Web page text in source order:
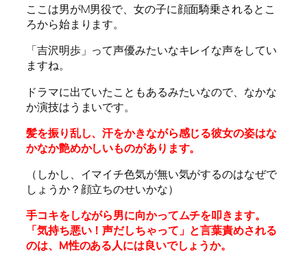
ここは男がM男役で、女の子に顔面騎乗されるとこ
ろから始まります。
「吉沢明歩」って声優みたいなキレイな声をしてい
ますね。
ドラマに出ていたこともあるみたいなので、なかな
か演技はうまいです。
髪を振り乱し、汗をかきながら感じる彼女の姿はな
かなか艶めかしいものがあります。
（しかし、イマイチ色気が無い気がするのはなぜで
しょうか？顔立ちのせいかな）
手コキをしながら男に向かってムチを叩きます。
「気持ち悪い！声だしちゃって」と言葉責めされる
のは、M性のある人には良いでしょうか。